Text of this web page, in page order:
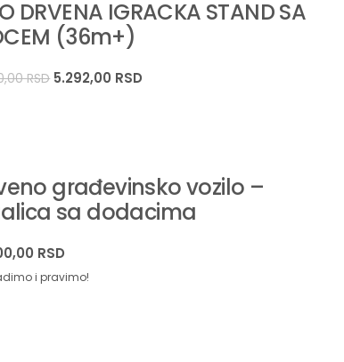
DRVENA IGRACKA STAND SA
(36m+)
RSD 5.292,00 RSD
građevinsko vozilo –
sa dodacima
RSD
i pravimo!